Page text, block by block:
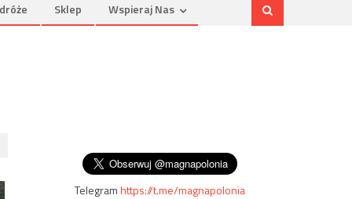
Sklep Wspieraj Nas
Telegramhttps://t.me/magnapolonia